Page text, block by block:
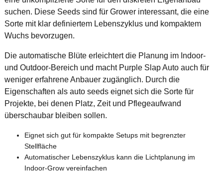
suchen. Diese Seeds sind für Grower interessant, die eine
Sorte mit klar definiertem Lebenszyklus und kompaktem
Wuchs bevorzugen.
Die automatische Blüte erleichtert die Planung im Indoor-
und Outdoor-Bereich und macht Purple Slap Auto auch für
weniger erfahrene Anbauer zugänglich. Durch die
Eigenschaften als auto seeds eignet sich die Sorte für
Projekte, bei denen Platz, Zeit und Pflegeaufwand
überschaubar bleiben sollen.
Eignet sich gut für kompakte Setups mit begrenzter
Stellfläche
Automatischer Lebenszyklus kann die Lichtplanung im
Indoor-Grow vereinfachen